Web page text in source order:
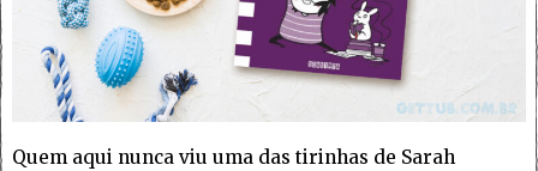
Quem aqui nunca viu uma das tirinhas de Sarah